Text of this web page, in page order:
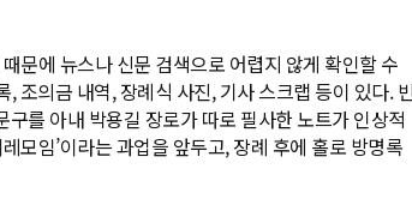
문에 뉴스나 신문 검색으로 어렵지 않게 확인할 수
조의금 내역, 장례식 사진, 기사 스크랩 등이 있다. 빈
를 아내 박용길 장로가 따로 필사한 노트가 인상적
모임’이라는 과업을 앞두고, 장례 후에 홀로 방명록